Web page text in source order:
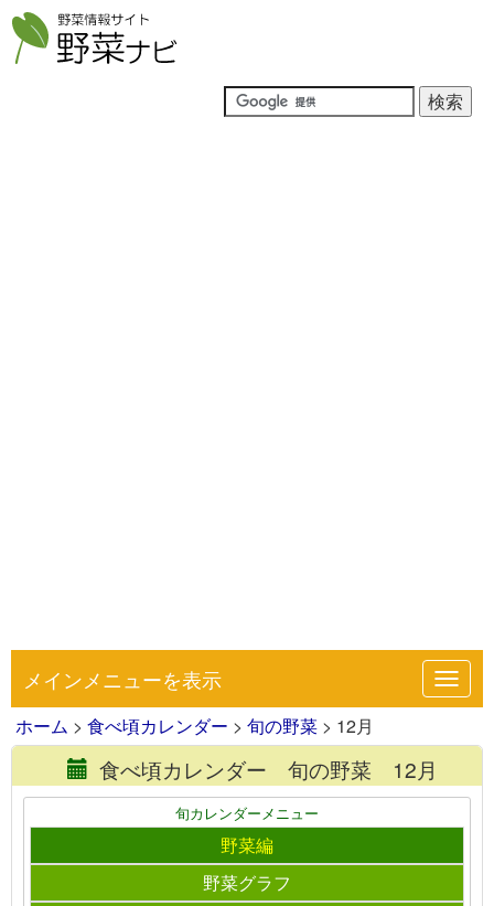
メインメニューを表示
ホーム > 食べ頃カレンダー > 旬の野菜 > 12月
食べ頃カレンダー 旬の野菜 12月
旬カレンダーメニュー
野菜編
野菜グラフ